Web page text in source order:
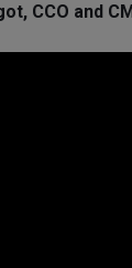
CCO and